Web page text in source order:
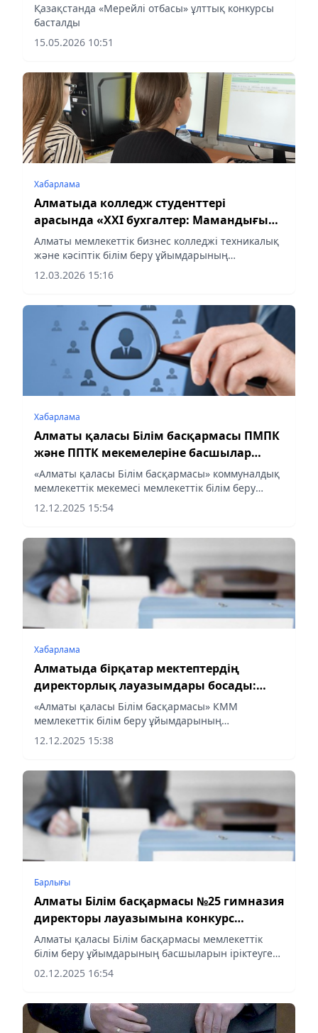
Қазақстанда «Мерейлі отбасы» ұлттық конкурсы
басталды
15.05.2026 10:51
Хабарлама
Алматыда колледж студенттері
арасында «XXI бухгалтер: Мамандығым
– мақтанышым» қалалық байқауы
өтеді
Алматы мемлекеттік бизнес колледжі техникалық
және кәсіптік білім беру ұйымдарының
студенттері арасында «XXI бухгалтер:
Мамандығым – мақтанышым» қалалық байқауын
бағдарламасы бойынша студенттердің кәсіби
дағдыларын дамытуға бағытталған.
12.03.2026 15:16
Хабарлама
Алматы қаласы Білім басқармасы ПМПК
және ППТК мекемелеріне басшылар
іздейді: конкурс басталды
«Алматы қаласы Білім басқармасы» коммуналдық
мемлекеттік мекемесі мемлекеттік білім беру
ұйымдарының (ПМПК және ППТК)
басшыларының бос лауазымдық орындарына
12.12.2025 15:54
Хабарлама
Алматыда бірқатар мектептердің
директорлық лауазымдары босады:
Білім басқармасы ашық конкурс
жариялады
«Алматы қаласы Білім басқармасы» КММ
мемлекеттік білім беру ұйымдарының
басшыларының бос лауазымдық орындарына
конкурс жариялайды:
12.12.2025 15:38
Барлығы
Алматы Білім басқармасы №25 гимназия
директоры лауазымына конкурс
жариялады
Алматы қаласы Білім басқармасы мемлекеттік
білім беру ұйымдарының басшыларын іріктеуге
арналған ашық конкурс жариялады. Конкурс
Ілияс Есенберлин атындағы №25 гимназияның
02.12.2025 16:54